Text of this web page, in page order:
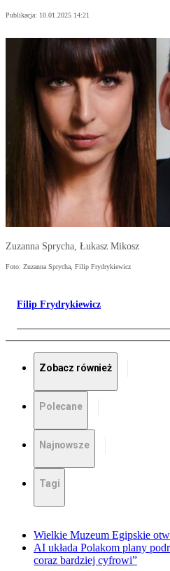
Publikacja: 10.01.2025 14:21
Zuzanna Sprycha, Łukasz Mikosz
Foto: Zuzanna Sprycha, Filip Frydrykiewicz
Filip Frydrykiewicz
Zobacz również
Polecane
Najnowsze
Tagi
Wielkie Muzeum Egipskie
AI układa Polakom plany
coraz bardziej cyfrowi”